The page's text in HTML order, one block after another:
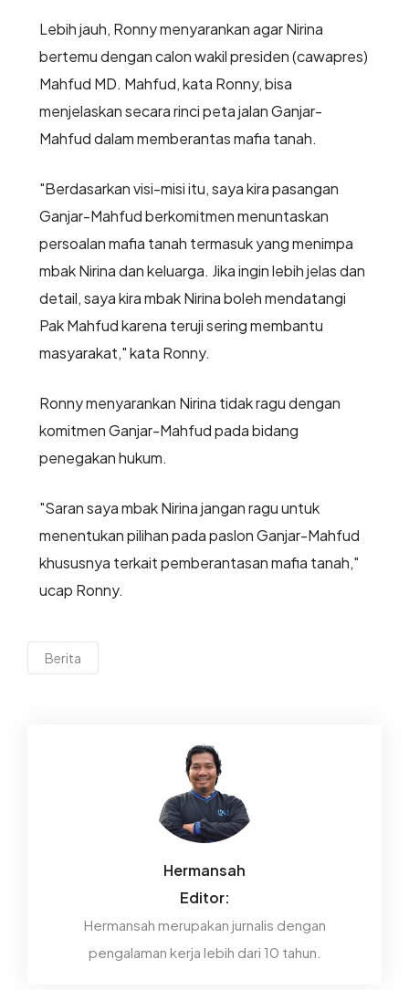
Lebih jauh, Ronny menyarankan agar Nirina
bertemu dengan calon wakil presiden (cawapres)
Mahfud MD. Mahfud, kata Ronny, bisa
menjelaskan secara rinci peta jalan Ganjar-
Mahfud dalam memberantas mafia tanah.
"Berdasarkan visi-misi itu, saya kira pasangan
Ganjar-Mahfud berkomitmen menuntaskan
persoalan mafia tanah termasuk yang menimpa
mbak Nirina dan keluarga. Jika ingin lebih jelas dan
detail, saya kira mbak Nirina boleh mendatangi
Pak Mahfud karena teruji sering membantu
masyarakat," kata Ronny.
Ronny menyarankan Nirina tidak ragu dengan
komitmen Ganjar-Mahfud pada bidang
penegakan hukum.
"Saran saya mbak Nirina jangan ragu untuk
menentukan pilihan pada paslon Ganjar-Mahfud
khususnya terkait pemberantasan mafia tanah,"
ucap Ronny.
Berita
Hermansah
Editor:
Hermansah merupakan jurnalis dengan
pengalaman kerja lebih dari 10 tahun.